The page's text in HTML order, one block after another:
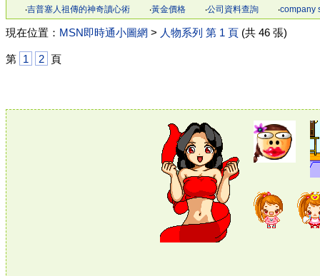
‧吉普塞人祖傳的神奇讀心術 ‧黃金價格 ‧公司資料查詢 ‧company
現在位置： MSN即時通小圖網 > 人物系列 第 1 頁 (共 46 張)
第 1 2 頁